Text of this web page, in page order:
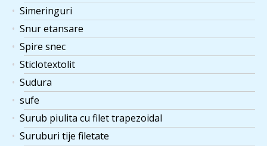
Simeringuri
Snur etansare
Spire snec
Sticlotextolit
Sudura
sufe
Surub piulita cu filet trapezoidal
Suruburi tije filetate